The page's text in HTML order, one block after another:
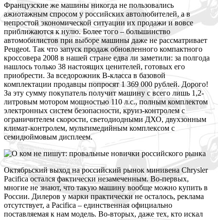
Французские же машины никогда не пользовались
ажиотажным спросом у российских автолюбителей, а в
непростой экономической ситуации их продажи и вовсе
приближаются к нулю. Более того – большинство
автомобилистов при выборе машины даже не рассматривает
Peugeot. Так что запуск продаж обновленного компактного
кроссовера 2008 в нашей стране едва ли заметили: за полгода
нашлось только 38 настоящих ценителей, готовых его
приобрести. За вседорожник В-класса в базовой
комплектации продавцы попросят 1 369 000 рублей. Дорого!
За эту сумму покупатель получит машину с всего лишь 1,2-
литровым мотором мощностью 110 л.с., полным комплектом
электронных систем безопасности, круиз-контролем с
ограничителем скорости, светодиодными ДХО, двухзонным
климат-контролем, мультимедийным комплексом с
семидюймовым дисплеем.
Октябрьский выход на российский рынок минивена Chrysler
Pacifica остался фактически незамеченным. Во-первых,
многие не знают, что такую машину вообще можно купить в
России. Дилеров у марки практически не осталось, реклама
отсутствует, а Pacifica – единственная официально
поставляемая к нам модель. Во-вторых, даже тех, кто искал